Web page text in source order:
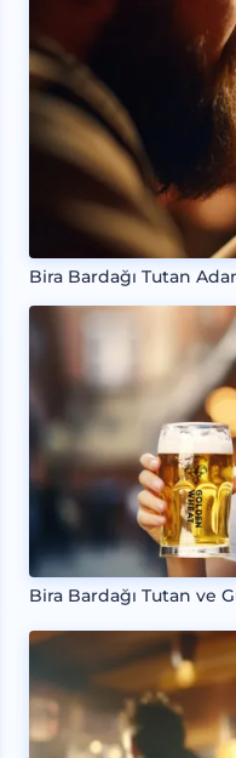
Bira Bardağı Tutan
Bira Bardağı Tutan ve